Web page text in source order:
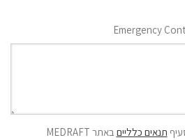
Emergency
תנאים כלליים באתר MEDRAFT